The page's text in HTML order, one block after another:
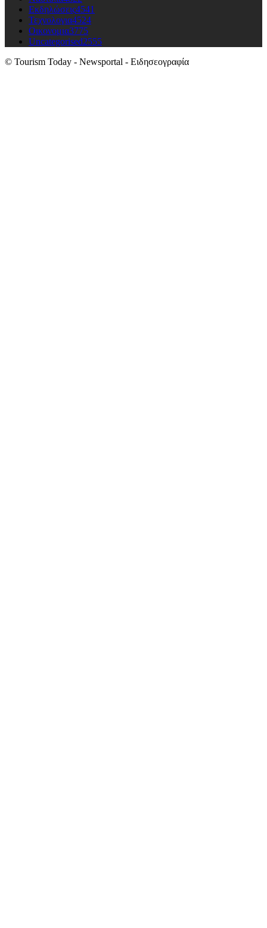
Εκδηλώσεις4541
Τεχνολογια4524
Οικονομια3775
Uncategorised2555
© Tourism Today - Newsportal - Ειδησεογραφία